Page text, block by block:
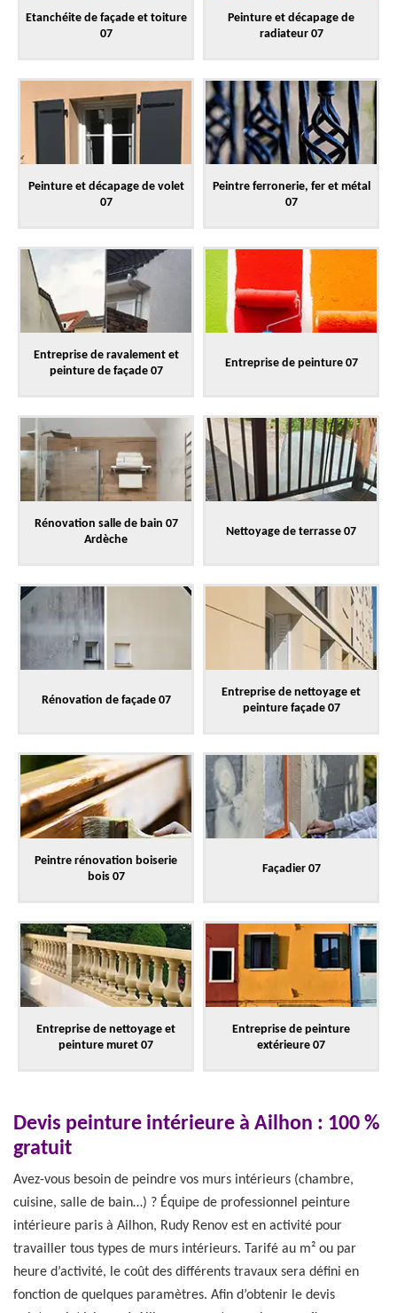
Etanchéite de façade et toiture
07
Peinture et décapage de
radiateur 07
Peinture et décapage de volet
07
Peintre ferronerie, fer et métal
07
Entreprise de ravalement et
peinture de façade 07
Entreprise de peinture 07
Rénovation salle de bain 07
Ardèche
Nettoyage de terrasse 07
Rénovation de façade 07
Entreprise de nettoyage et
peinture façade 07
Peintre rénovation boiserie
bois 07
Façadier 07
Entreprise de nettoyage et
peinture muret 07
Entreprise de peinture
extérieure 07
Devis peinture intérieure à Ailhon : 100 %
gratuit
Avez-vous besoin de peindre vos murs intérieurs (chambre,
cuisine, salle de bain…) ? Équipe de professionnel peinture
intérieure paris à Ailhon, Rudy Renov est en activité pour
travailler tous types de murs intérieurs. Tarifé au m² ou par
heure d’activité, le coût des différents travaux sera défini en
fonction de quelques paramètres. Afin d’obtenir le devis